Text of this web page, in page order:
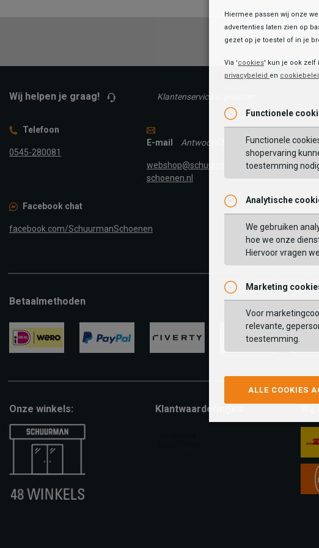
Wij helpen je graag! Klantenservice is gesloten
Telefoon
0545-280081
E-mail Antwoord binnen 24 uur
webshop@schuurman-
schoenen.nl
Facebook chat
facebook.com/SchuurmanSchoenen
Betaalmethoden
Onze winkels: Klantwaarderingen:
Hiermee passen wij onze
advertenties laten zien op
gezet op je toestel of in je
Via 'cookies' kun je ook zelf
privacybeleid en
Functionele
Functionele
shopervaring
toestemming
Analytische
We gebruiken
hoe we onze
Hiervoor vragen
Marketing
Voor
relevante,
toestemming.
ALLE COOKIES